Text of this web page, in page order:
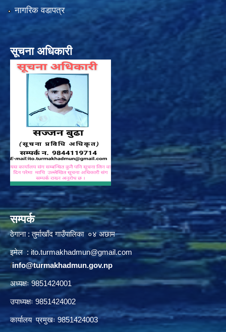
नागरिक वडापत्र
सूचना अधिकारी
सम्पर्क
ठेगाना : तुर्माखाँद गाउँपालिका ०४ अछाम
इमेल : ito.turmakhadmun@gmail.com
/info@turmakhadmun.gov.np
अध्यक्षः 9851424001
उपाध्यक्षः 9851424002
कार्यालय प्रमुखः 9851424003